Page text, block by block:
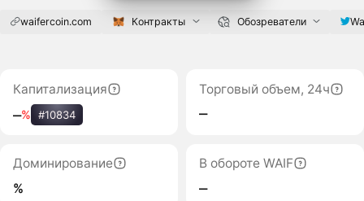
waifercoin.com Контракты Обозреватели
Капитализация
‒% #10834
Торговый объем, 24ч
‒
Доминирование
%
В обороте WAIF
‒